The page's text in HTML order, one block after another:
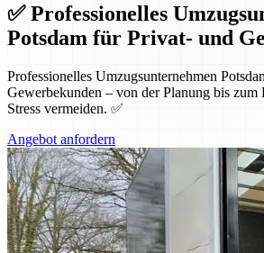
✅ Professionelles
Potsdam für Privat- und
Professionelles Umzugsunternehmen
Gewerbekunden – von der Planung bis zum
Stress vermeiden. ✅
Angebot anfordern